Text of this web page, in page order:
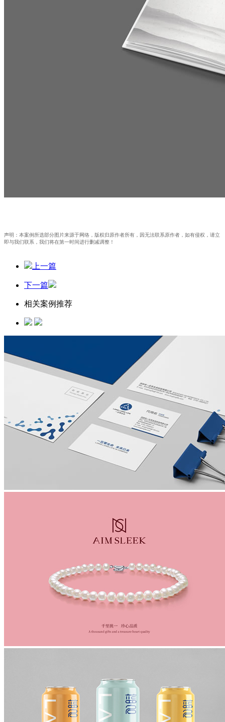
声明：本案例所选部分图片来源于网络，版权归原作者所有，因无法联系原作者，如有侵权，请立
即与我们联系，我们将在第一时间进行删减调整！
上一篇
下一篇
相关案例推荐